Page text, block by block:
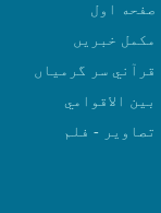
صفحه اول
مکمل خبریں
قرآني سر گرمياں
بين الاقوامي
تصاوير - فلم